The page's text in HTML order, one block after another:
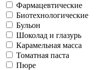
Фармацевтические
Биотехнологические
Бульон
Шоколад и глазурь
Карамельная масса
Томатная паста
Пюре